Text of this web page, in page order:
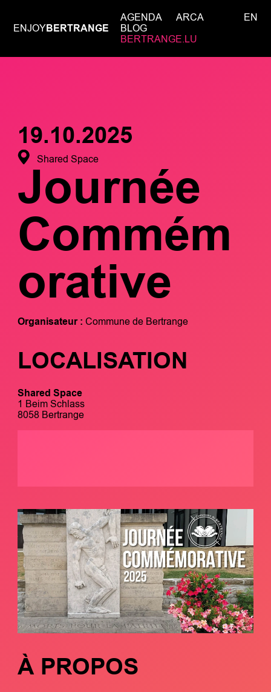
ENJOYBERTRANGE
AGENDA
ARCA
BLOG
BERTRANGE.LU
EN
19.10.2025
Shared Space
Journée
Commém
orative
Organisateur : Commune de Bertrange
LOCALISATION
Shared Space
1 Beim Schlass
8058 Bertrange
À PROPOS